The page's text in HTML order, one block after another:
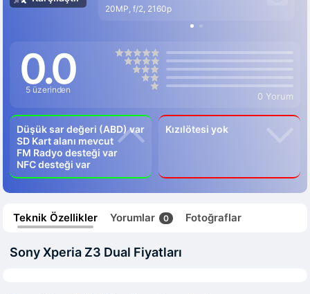
20MP, f/2, 2160p
0.0
5 üzerinden
0 Yorum
Düşük sar değeri (ABD) var
SD Kart alanı mevcut
FM Radyo desteği var
NFC desteği var
Kızılötesi yok
Teknik Özellikler Yorumlar 0 Fotoğraflar
Sony Xperia Z3 Dual Fiyatları